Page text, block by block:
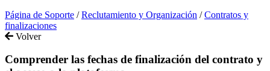
Página de Soporte / Reclutamiento y Organización / Contratos y
finalizaciones
Volver
Comprender las fechas de finalización del contrato y